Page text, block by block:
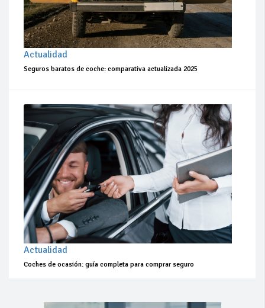
Actualidad
Seguros baratos de coche: comparativa actualizada 2025
Actualidad
Coches de ocasión: guía completa para comprar seguro